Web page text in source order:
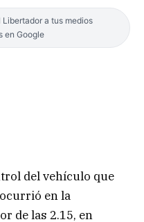
Libertador a tus medios
en Google
del vehículo que
en la
de las 2.15, en